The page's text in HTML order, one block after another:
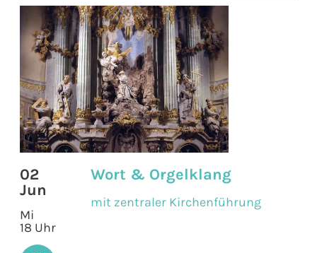
02
Jun
Mi
18 Uhr
Wort & Orgelklang
mit zentraler Kirchenführung